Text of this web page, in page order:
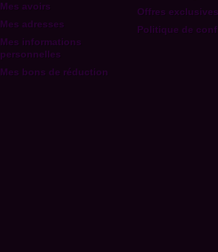
Mes avoirs
Mes adresses
Mes informations
personnelles
Mes bons de réduction
Offres exclusives
Politique de